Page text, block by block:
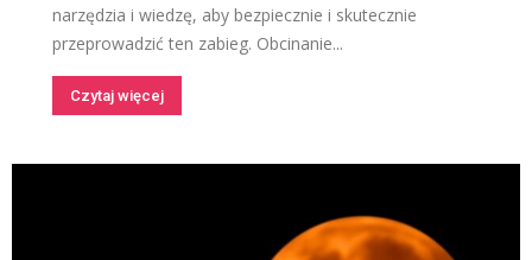
narzędzia i wiedzę, aby bezpiecznie i skutecznie
przeprowadzić ten zabieg. Obcinanie...
Czytaj więcej